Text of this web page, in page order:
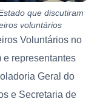
que discutiram
voluntários
Voluntários no
e representantes
Geral do
e Secretaria de